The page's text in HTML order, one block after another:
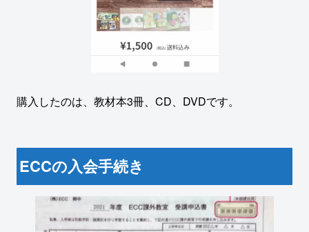
購入したのは、教材本3冊、CD、DVDです。
ECCの入会手続き